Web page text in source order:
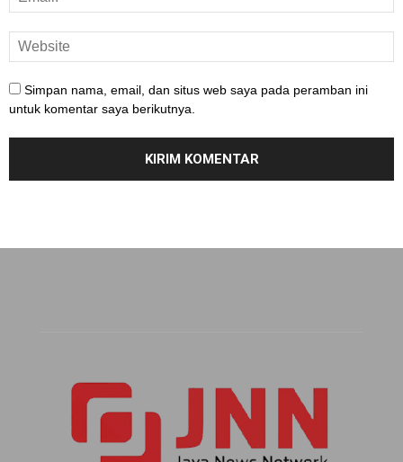
Simpan nama, email, dan situs web saya pada peramban ini
untuk komentar saya berikutnya.